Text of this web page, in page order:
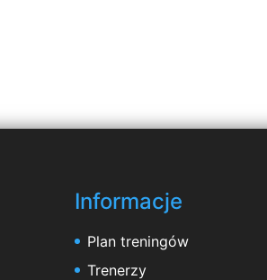
Informacje
Plan treningów
Trenerzy